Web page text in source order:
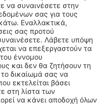
διαφορετικά κριτήρια
νομίμου δικαιώματος.